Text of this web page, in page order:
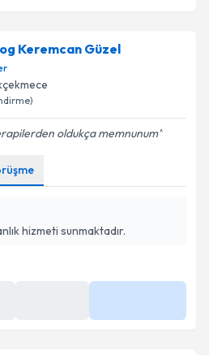
Keremcan Güzel
oldukça memnunum
hizmeti sunmaktadır.